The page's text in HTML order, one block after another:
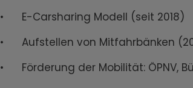
• E-Carsharing Modell (seit 2018)
• Aufstellen von Mitfahrbänken
• Förderung der Mobilität: ÖPNV,